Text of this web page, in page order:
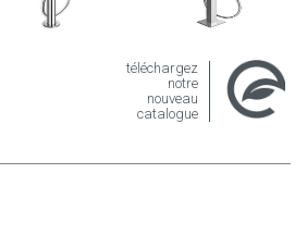
téléchargez
notre
nouveau
catalogue